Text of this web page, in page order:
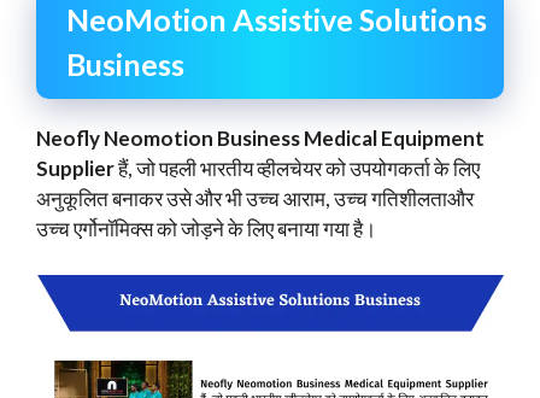
NeoMotion Assistive Solutions
Business
Neofly Neomotion Business Medical Equipment
Supplierहैं, जो पहली भारतीय व्हीलचेयर को उपयोगकर्ता के लिए
अनुकूलित बनाकर उसे और भी उच्च आराम, उच्च गतिशीलताऔर
उच्च एर्गोनॉमिक्स को जोड़ने के लिए बनाया गया है।